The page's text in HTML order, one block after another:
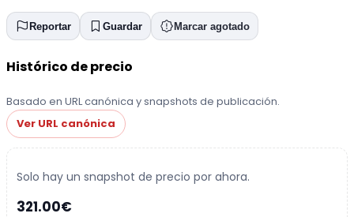
Reportar Guardar Marcar agotado
Histórico de precio
Basado en URL canónica y snapshots de publicación.
Ver URL canónica
Solo hay un snapshot de precio por ahora.
321.00€